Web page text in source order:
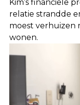
Kim’s financiële
relatie strandde
moest verhuizen
wonen.